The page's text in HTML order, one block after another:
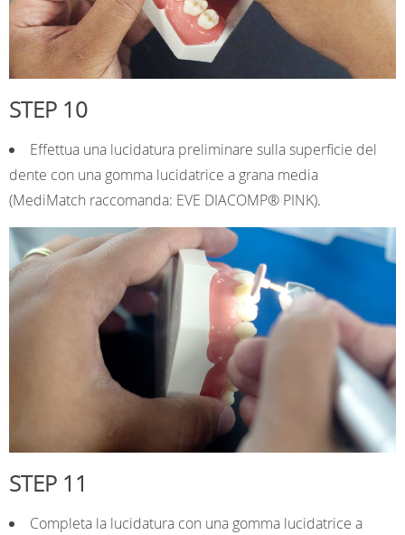
STEP 10
Effettua una lucidatura preliminare sulla superficie del
dente con una gomma lucidatrice a grana media
(MediMatch raccomanda: EVE DIACOMP® PINK).
STEP 11
Completa la lucidatura con una gomma lucidatrice a